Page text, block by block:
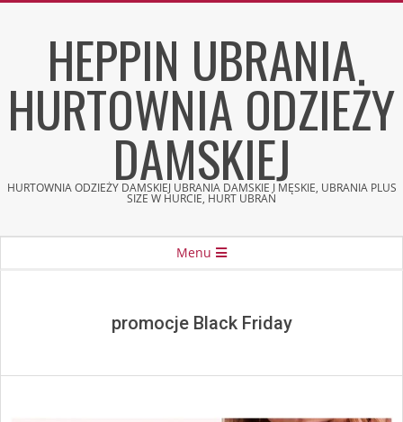
HEPPIN UBRANIA
HURTOWNIA ODZIEŻY
DAMSKIEJ
HURTOWNIA ODZIEŻY DAMSKIEJ UBRANIA DAMSKIE I MĘSKIE, UBRANIA PLUS
SIZE W HURCIE, HURT UBRAŃ
Menu
promocje Black Friday